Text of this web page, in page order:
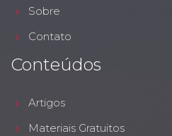
Sobre
Contato
Conteúdos
Artigos
Materiais Gratuitos